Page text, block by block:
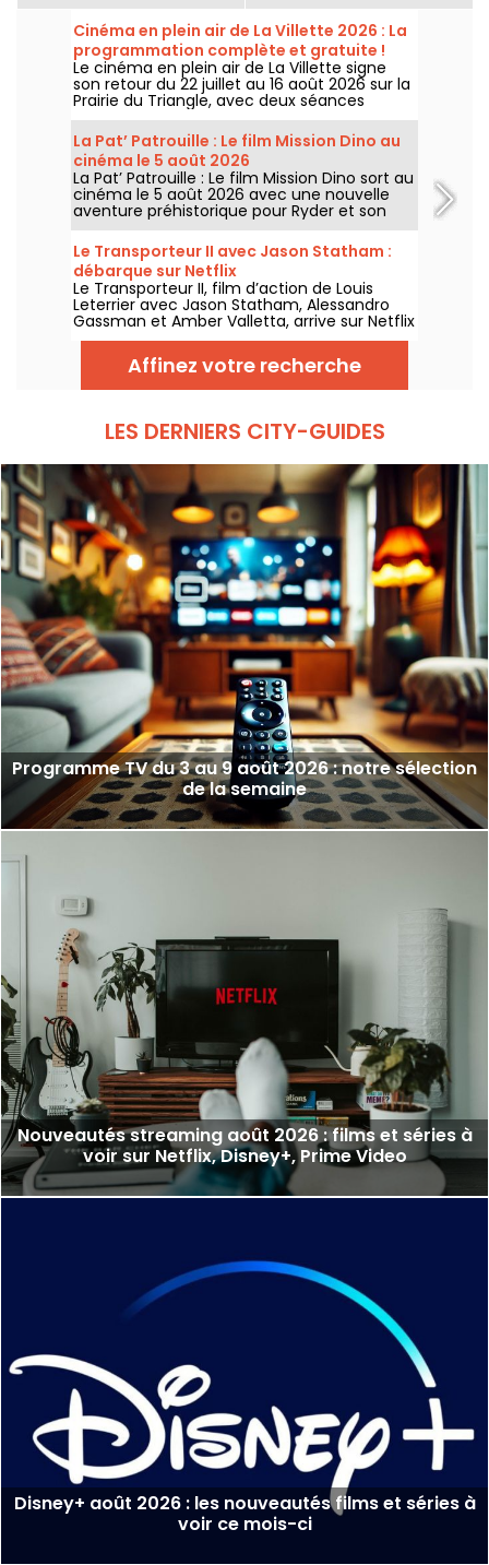
Cinéma en plein air de La Villette 2026 : La
programmation complète et gratuite !
Le cinéma en plein air de La Villette signe
son retour du 22 juillet au 16 août 2026 sur la
Prairie du Triangle, avec deux séances
gratuites par jour, à 18h et 21h. Pour cette
35e édition, le festival met à l’honneur le
thème “L’appel de la forêt”. Découvrez la
programmation complète et gratuite !
La Pat’ Patrouille : Le film Mission Dino au
cinéma le 5 août 2026
La Pat’ Patrouille : Le film Mission Dino sort au
cinéma le 5 août 2026 avec une nouvelle
aventure préhistorique pour Ryder et son
équipe.
Le Transporteur II avec Jason Statham :
débarque sur Netflix
Le Transporteur II, film d’action de Louis
Leterrier avec Jason Statham, Alessandro
Gassman et Amber Valletta, arrive sur Netflix
le 29 juillet 2026.
Affinez votre recherche
LES DERNIERS CITY-GUIDES
Programme TV du 3 au 9 août 2026 : notre sélection
de la semaine
Nouveautés streaming août 2026 : films et séries à
voir sur Netflix, Disney+, Prime Video
Disney+ août 2026 : les nouveautés films et séries à
voir ce mois-ci